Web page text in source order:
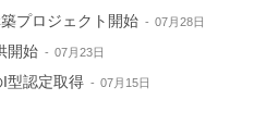
プロジェクト開始 07月28日
開始 07月23日
型認定取得 07月15日